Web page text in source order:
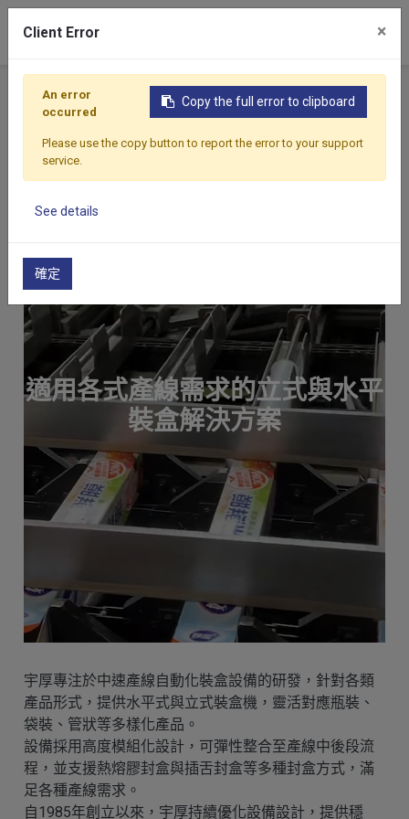
首頁 產品 裝盒機
裝盒機
適用各式產線需求的立式與水平
裝盒解決方案
宇厚專注於中速產線自動化裝盒設備的研發，針對各類
產品形式，提供水平式與立式裝盒機，靈活對應瓶裝、
袋裝、管狀等多樣化產品。
設備採用高度模組化設計，可彈性整合至產線中後段流
程，並支援熱熔膠封盒與插舌封盒等多種封盒方式，滿
足各種產線需求。
自1985年創立以來，宇厚持續優化設備設計，提供穩
Client Error ×
Copy the full error to clipboard
An error
occurred
Please use the copy button to report the error to your support
service.
See details
確定